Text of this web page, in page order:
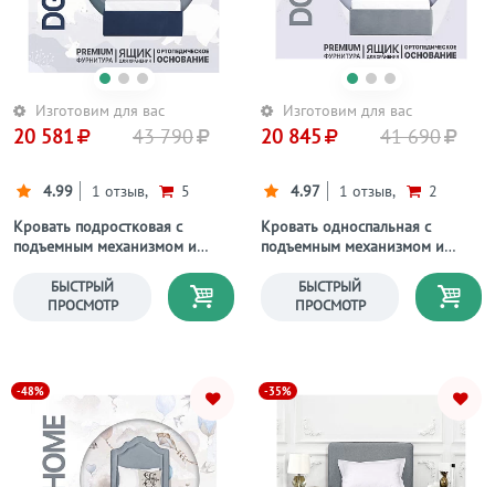
Изготовим для вас
Кровать подростковая с
подъемным механизмом и
темно-синяя Мелисса
4.99 1 отзыв, 5
20 581 43 790
БЫСТРЫЙ
ПРОСМОТР
Изготовим для вас
Кровать односпальная с
подъемным механизмом и
серо-голубая Вега
4.97 1 отзыв, 2
20 845 41 690
БЫСТРЫЙ
ПРОСМОТР
-48% -35%